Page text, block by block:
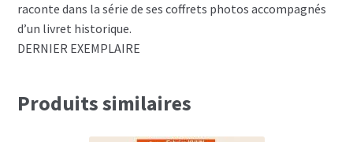
raconte dans la série de ses coffrets photos accompagnés
d’un livret historique.
DERNIER EXEMPLAIRE
Produits similaires